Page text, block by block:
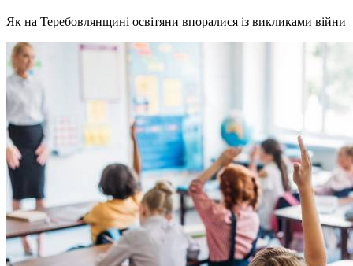
Як на Теребовлянщині освітяни впоралися із викликами війни